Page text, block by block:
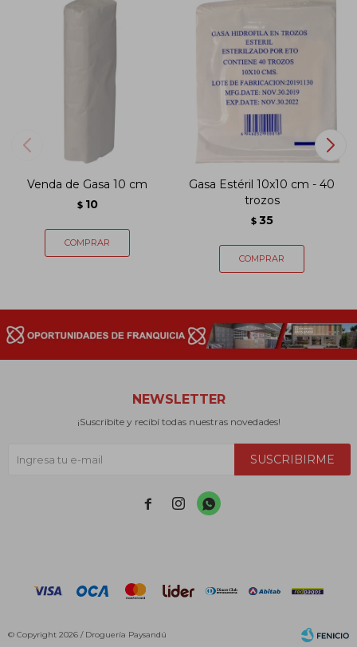
Venda de Gasa 10 cm
$ 10
Gasa Estéril 10x10 cm - 40
trozos
$ 35
NEWSLETTER
¡Suscribite y recibí todas nuestras novedades!
SUSCRIBIRME
  
© Copyright 2026 / Droguería Paysandú